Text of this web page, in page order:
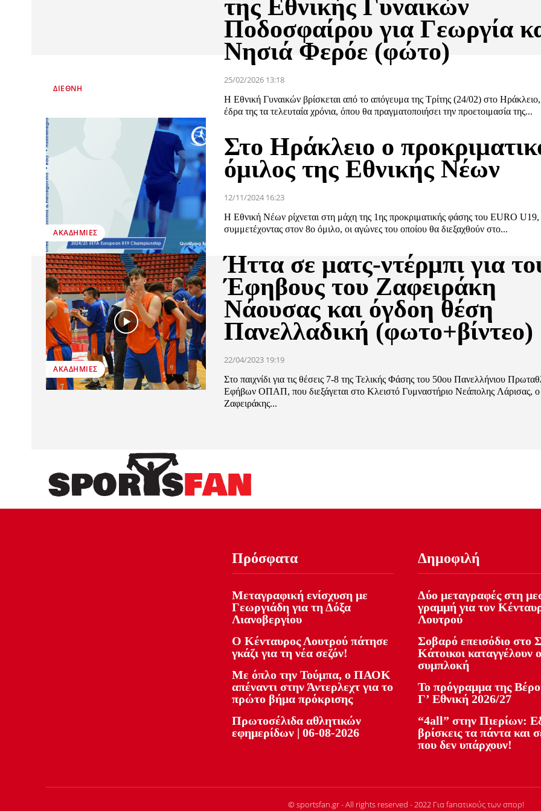
ΔΙΕΘΝΉ
της Εθνικής Γυναικών
Ποδοσφαίρου για Γεωργία
Νησιά Φερόε (φώτο)
25/02/2026 13:18
Η Εθνική Γυναικών βρίσκεται από το απόγευμα της Τρίτης (24/02) στο
έδρα της τα τελευταία χρόνια, όπου θα πραγματοποιήσει την προετοιμασία της...
ΑΚΑΔΗΜΊΕΣ
Στο Ηράκλειο ο
όμιλος της Εθνικής Νέων
12/11/2024 16:23
Η Εθνική Νέων ρίχνεται στη μάχη της 1ης προκριματικής φάσης του EURO U19,
συμμετέχοντας στον 8ο όμιλο, οι αγώνες του οποίου θα διεξαχθούν στο...
ΑΚΑΔΗΜΊΕΣ
Ήττα σε ματς-ντέρμπι για
Έφηβους του Ζαφειράκη
Νάουσας και όγδοη θέση
Πανελλαδική (φωτο+βίντεο)
22/04/2023 19:19
Στο παιχνίδι για τις θέσεις 7-8 της Τελικής Φάσης του 50ου Πανελλήνιου
Εφήβων ΟΠΑΠ, που διεξάγεται στο Κλειστό Γυμναστήριο Νεάπολης Λάρισας, ο
Ζαφειράκης...
Πρόσφατα
Μεταγραφική ενίσχυση με
Γεωργιάδη για τη Δόξα
Λιανοβεργίου
Ο Κένταυρος Λουτρού πάτησε
γκάζι για τη νέα σεζόν!
Με όπλο την Τούμπα, ο ΠΑΟΚ
απέναντι στην Άντερλεχτ για το
πρώτο βήμα πρόκρισης
Πρωτοσέλιδα αθλητικών
εφημερίδων | 06-08-2026
Δημοφιλή
Δύο μεταγραφές στη
γραμμή για τον
Λουτρού
Σοβαρό επεισόδιο στο
Κάτοικοι καταγγέλουν
συμπλοκή
Το πρόγραμμα της
Γ’ Εθνική 2026/27
“4all” στην Πιερίων:
βρίσκεις τα πάντα και
που δεν υπάρχουν!
© sportsfan.gr - All rights reserved - 2022 Για fanατικούς των σπορ!